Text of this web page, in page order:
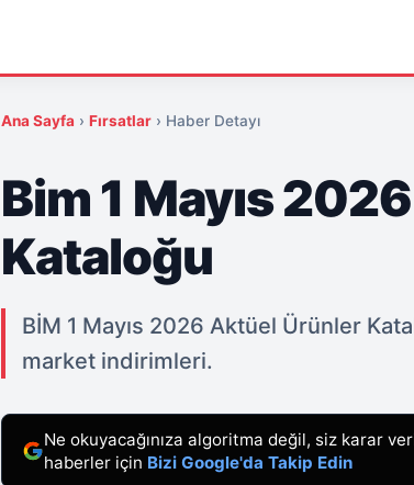
Ana Sayfa ›Fırsatlar › Haber Detayı
Bim 1 Mayıs
Kataloğu
BİM 1 Mayıs 2026 Aktüel Ürünler
market indirimleri.
Ne okuyacağınıza algoritma değil, siz karar
haberler için Bizi Google'da Takip Edin